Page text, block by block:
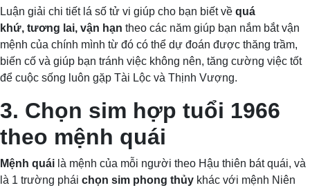
Luận giải chi tiết lá số tử vi giúp cho bạn biết về quá
khứ, tương lai, vận hạn theo các năm giúp bạn nắm bắt vận
mệnh của chính mình từ đó có thể dự đoán được thăng trầm,
biến cố và giúp bạn tránh việc không nên, tăng cường việc tốt
để cuộc sống luôn gặp Tài Lộc và Thịnh Vượng.
3. Chọn sim hợp tuổi 1966
theo mệnh quái
Mệnh quái là mệnh của mỗi người theo Hậu thiên bát quái, và
là 1 trường phái chọn sim phong thủy khác với mệnh Niên